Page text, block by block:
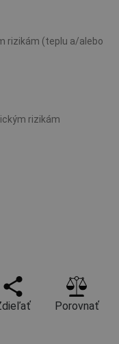
rizikám (teplu a/alebo
rizikám
Porovnať